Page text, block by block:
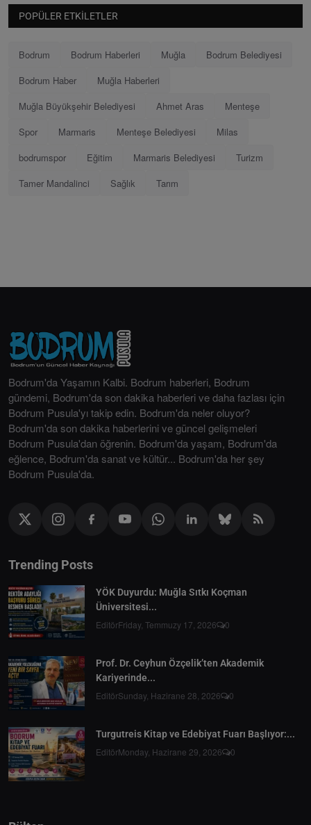
POPÜLER ETKILETLER
Bodrum Bodrum Haberleri Muğla
Bodrum Belediyesi
Bodrum Haber
Muğla Haberleri
Muğla Büyükşehir Belediyesi
Ahmet Aras
Menteşe
Spor
Marmaris Menteşe Belediyesi
Milas
bodrumspor
Eğitim Marmaris Belediyesi
Turizm
Tamer Mandalinci
Sağlık Tarım
Bodrum'da Yaşamın Kalbi. Bodrum haberleri, Bodrum
gündemi, Bodrum'da son dakika haberleri ve daha fazlası için
Bodrum Pusula'yı takip edin. Bodrum'da neler oluyor?
Bodrum'da son dakika haberlerini ve güncel gelişmeleri
Bodrum Pusula'dan öğrenin. Bodrum'da yaşam, Bodrum'da
eğlence, Bodrum'da sanat ve kültür... Bodrum'da her şey
Bodrum Pusula'da.
Trending Posts
YÖK Duyurdu: Muğla Sıtkı Koçman
Üniversitesi...
EditörFriday, Temmuzy 17, 2026 0
Prof. Dr. Ceyhun Özçelik’ten Akademik
Kariyerinde...
EditörSunday, Hazirane 28, 2026 0
Turgutreis Kitap ve Edebiyat Fuarı Başlıyor:...
EditörMonday, Hazirane 29, 2026 0